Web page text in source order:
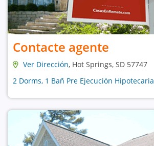
Contacte agente
Ver Dirección, Hot Springs, SD 57747
2 Dorms, 1 Bañ Pre Ejecución Hipotecaria